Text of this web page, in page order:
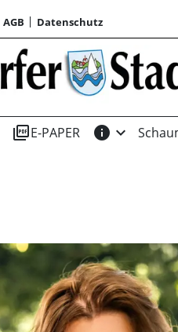
AGB Datenschutz
picture_as_pdfE-PAPER info expand_more